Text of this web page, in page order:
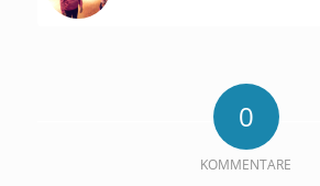
0
KOMMENTARE